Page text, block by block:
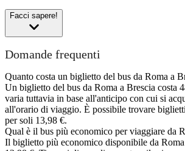
Facci sapere!
Domande frequenti
Quanto costa un biglietto del bus da Roma a
Un biglietto del bus da Roma a Brescia costa
varia tuttavia in base all'anticipo con cui si
all'orario di viaggio. È possibile trovare
per soli 13,98 €.
Qual è il bus più economico per viaggiare da
Il biglietto più economico disponibile da Roma